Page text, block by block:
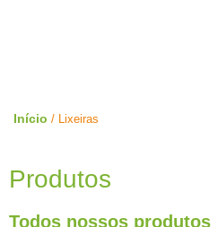
Início / Lixeiras
Produtos
Todos nossos produtos